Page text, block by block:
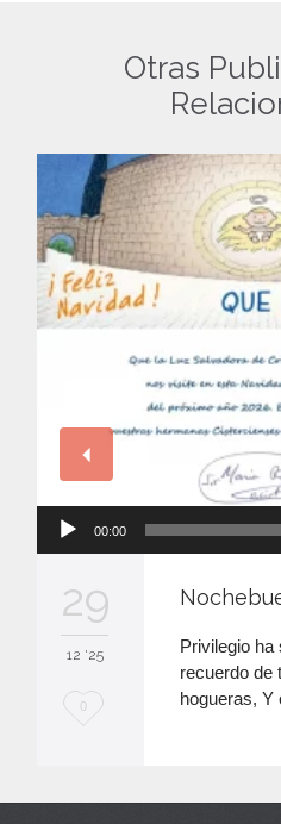
Otras
00:00
29
12 '25
M
0
Privilegio ha
recuerdo de
hogueras,